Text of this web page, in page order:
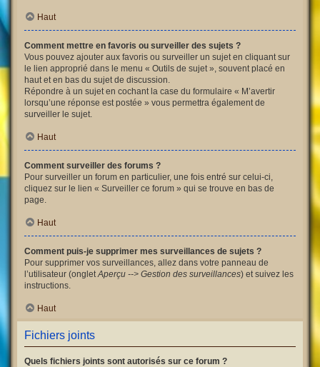
Haut
Comment mettre en favoris ou surveiller des sujets ?
Vous pouvez ajouter aux favoris ou surveiller un sujet en cliquant sur
le lien approprié dans le menu « Outils de sujet », souvent placé en
haut et en bas du sujet de discussion.
Répondre à un sujet en cochant la case du formulaire « M’avertir
lorsqu’une réponse est postée » vous permettra également de
surveiller le sujet.
Haut
Comment surveiller des forums ?
Pour surveiller un forum en particulier, une fois entré sur celui-ci,
cliquez sur le lien « Surveiller ce forum » qui se trouve en bas de
page.
Haut
Comment puis-je supprimer mes surveillances de sujets ?
Pour supprimer vos surveillances, allez dans votre panneau de
l’utilisateur (ongletAperçu --> Gestion des surveillances) et suivez les
instructions.
Haut
Fichiers joints
Quels fichiers joints sont autorisés sur ce forum ?